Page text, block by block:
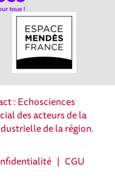
: Echosciences
des acteurs de la
de la région.
| CGU